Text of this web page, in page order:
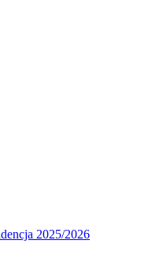
2025/2026